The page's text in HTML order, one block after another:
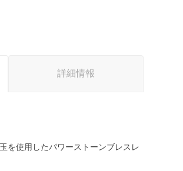
詳細情報
を使用したパワーストーンブレスレ